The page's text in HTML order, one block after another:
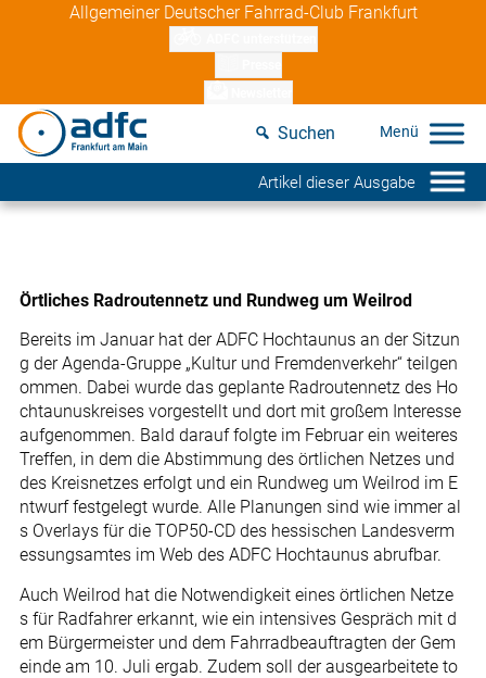
Allgemeiner Deutscher Fahrrad-Club Frankfurt
Suchen
Artikel dieser Ausgabe
Örtliches Radroutennetz und Rundweg um Weilrod
Bereits im Januar hat der ADFC Hochtaunus an der Sitzun
g der Agenda-Gruppe „Kultur und Fremdenverkehr“ teilgen
ommen. Dabei wurde das geplante Radroutennetz des Ho
chtaunuskreises vorgestellt und dort mit großem Interesse
aufgenommen. Bald darauf folgte im Februar ein weiteres
Treffen, in dem die Abstimmung des örtlichen Netzes und
des Kreisnetzes erfolgt und ein Rundweg um Weilrod im E
ntwurf festgelegt wurde. Alle Planungen sind wie immer al
s Overlays für die TOP50-CD des hessischen Landesverm
essungsamtes im Web des ADFC Hochtaunus abrufbar.
Auch Weilrod hat die Notwendigkeit eines örtlichen Netze
s für Radfahrer erkannt, wie ein intensives Gespräch mit d
em Bürgermeister und dem Fahrradbeauftragten der Gem
einde am 10. Juli ergab. Zudem soll der ausgearbeitete to